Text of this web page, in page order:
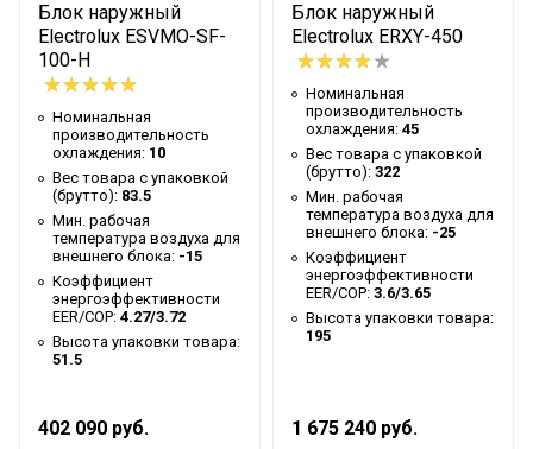
Глубина упаковки товара
73
Макс. расход воздуха
430
Ширина упаковки товара
66.8
Бренд
Electrolux
Авторестарт при отключении
питания
Да
Тип блока
Кассетный
Гарантийный срок
3 года
Индикация температуры
воздуха (вблизи устройства)
воздуха (вблизи пульта
Нет
Блок наружный
Electrolux ESVMO-SF-
100-H
Номинальная
производительность
охлаждения: 10
Вес товара с упаковкой
(брутто): 83.5
Мин. рабочая
температура воздуха для
внешнего блока: -15
Коэффициент
энергоэффективности
EER/COP: 4.27/3.72
Высота упаковки товара:
51.5
402 090 руб.
Блок наружный
Electrolux ERXY-450
Номинальная
производительность
охлаждения: 45
Вес товара с упаковкой
(брутто): 322
Мин. рабочая
температура воздуха для
внешнего блока: -25
Коэффициент
энергоэффективности
EER/COP: 3.6/3.65
Высота упаковки товара:
195
1 675 240 руб.